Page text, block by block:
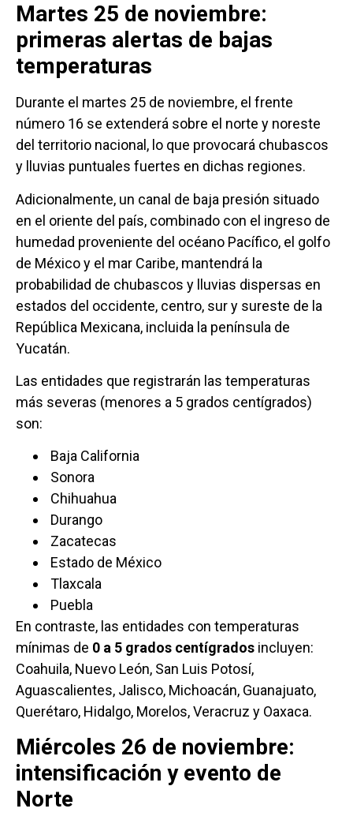
Martes 25 de noviembre:
primeras alertas de bajas
temperaturas
Durante el martes 25 de noviembre, el frente
número 16 se extenderá sobre el norte y noreste
del territorio nacional, lo que provocará chubascos
y lluvias puntuales fuertes en dichas regiones.
Adicionalmente, un canal de baja presión situado
en el oriente del país, combinado con el ingreso de
humedad proveniente del océano Pacífico, el golfo
de México y el mar Caribe, mantendrá la
probabilidad de chubascos y lluvias dispersas en
estados del occidente, centro, sur y sureste de la
República Mexicana, incluida la península de
Yucatán.
Las entidades que registrarán las temperaturas
más severas (menores a 5 grados centígrados)
son:
Baja California
Sonora
Chihuahua
Durango
Zacatecas
Estado de México
Tlaxcala
Puebla
En contraste, las entidades con temperaturas
mínimas de 0 a 5 grados centígrados incluyen:
Coahuila, Nuevo León, San Luis Potosí,
Aguascalientes, Jalisco, Michoacán, Guanajuato,
Querétaro, Hidalgo, Morelos, Veracruz y Oaxaca.
Miércoles 26 de noviembre:
intensificación y evento de
Norte